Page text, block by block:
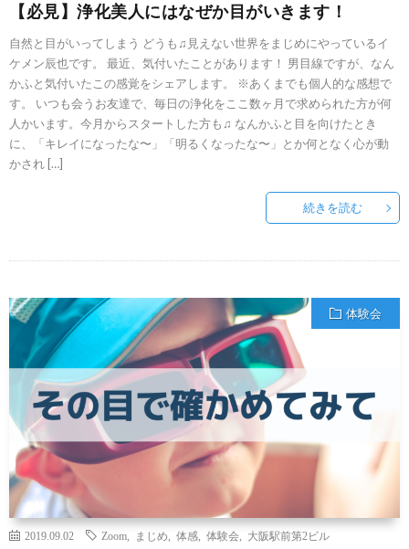
【必見】浄化美人にはなぜか目がいきます！
自然と目がいってしまう どうも♫見えない世界をまじめにやっているイ
ケメン辰也です。 最近、気付いたことがあります！ 男目線ですが、なん
かふと気付いたこの感覚をシェアします。 ※あくまでも個人的な感想で
す。 いつも会うお友達で、毎日の浄化をここ数ヶ月で求められた方が何
人かいます。今月からスタートした方も♫ なんかふと目を向けたとき
に、「キレイになったな〜」「明るくなったな〜」とか何となく心が動
かされ […]
続きを読む
体験会
2019.09.02 Zoom まじめ 体感 体験会 大阪駅前第2ビル